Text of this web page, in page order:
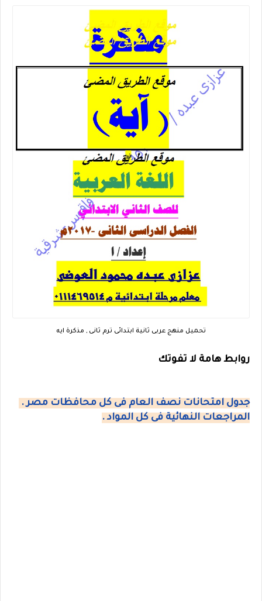
تحميل منهج عربى ثانية ابتدائى ترم ثانى , مذكرة ايه
روابط هامة لا تفوتك
جدول امتحانات نصف العام فى كل محافظات مصر .
المراجعات النهائية فى كل المواد .